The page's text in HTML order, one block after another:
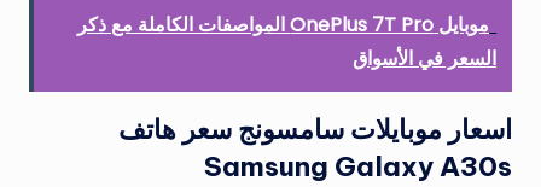
موبايل OnePlus 7T Pro المواصفات الكاملة مع ذكر
السعر في الأسواق
اسعار موبايلات سامسونج سعر هاتف
Samsung Galaxy A30s